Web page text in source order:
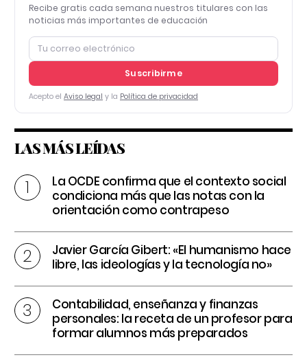
Recibe gratis cada semana nuestros titulares con las
noticias más importantes de educación
Suscribirme
Acepto el Aviso legal y la Política de privacidad
LAS MÁS LEÍDAS
La OCDE confirma que el contexto social
condiciona más que las notas con la
orientación como contrapeso
Javier García Gibert: «El humanismo hace
libre, las ideologías y la tecnología no»
Contabilidad, enseñanza y finanzas
personales: la receta de un profesor para
formar alumnos más preparados